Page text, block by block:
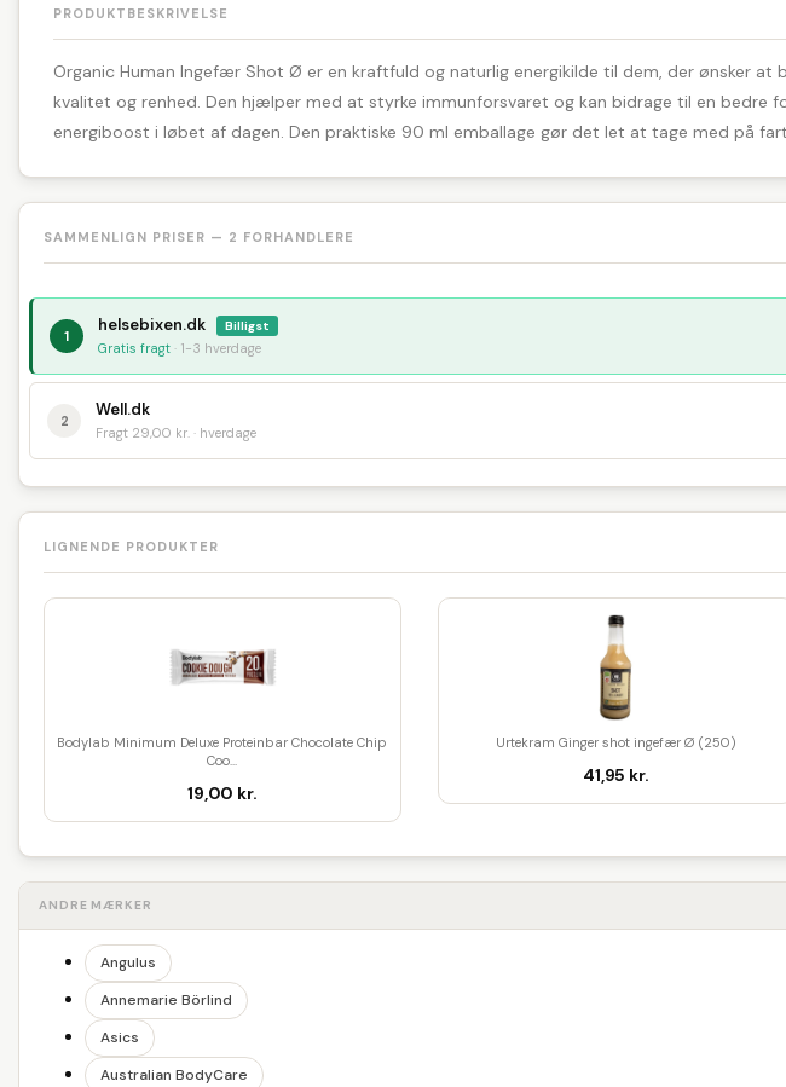
PRODUKTBESKRIVELSE
Organic Human Ingefær Shot Ø er en kraftfuld og naturlig energikilde til dem, der ønsker
kvalitet og renhed. Den hjælper med at styrke immunforsvaret og kan bidrage til en bedre
energiboost i løbet af dagen. Den praktiske 90 ml emballage gør det let at tage med på
SAMMENLIGN PRISER — 2 FORHANDLERE
1
helsebixen.dk Billigst
Gratis fragt · 1-3 hverdage
2
Well.dk
Fragt 29,00 kr. · hverdage
LIGNENDE PRODUKTER
Bodylab Minimum Deluxe Proteinbar Chocolate Chip
Coo...
19,00 kr.
Urtekram Ginger shot ingefær Ø (250)
41,95 kr.
ANDRE MÆRKER
Angulus
Annemarie Börlind
Asics
Australian BodyCare